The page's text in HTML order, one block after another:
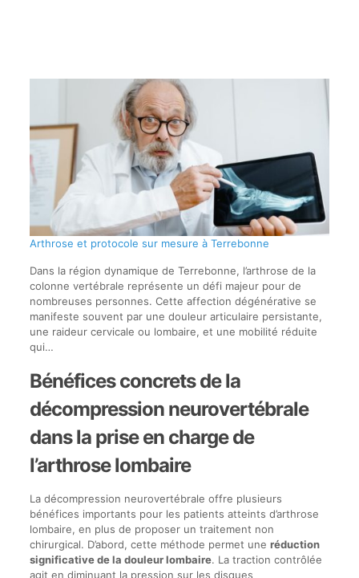
Arthrose et protocole sur mesure à Terrebonne
Dans la région dynamique de Terrebonne, l’arthrose de la
colonne vertébrale représente un défi majeur pour de
nombreuses personnes. Cette affection dégénérative se
manifeste souvent par une douleur articulaire persistante,
une raideur cervicale ou lombaire, et une mobilité réduite
qui…
Bénéfices concrets de la
décompression neurovertébrale
dans la prise en charge de
l’arthrose lombaire
La décompression neurovertébrale offre plusieurs
bénéfices importants pour les patients atteints d’arthrose
lombaire, en plus de proposer un traitement non
chirurgical. D’abord, cette méthode permet une réduction
significative de la douleur lombaire. La traction contrôlée
agit en diminuant la pression sur les disques